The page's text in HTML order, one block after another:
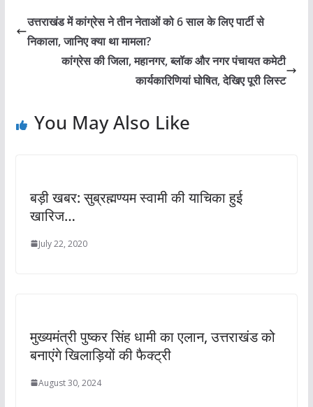
उत्तराखंड में कांग्रेस ने तीन नेताओं को 6 साल के लिए पार्टी से
निकाला, जानिए क्या था मामला?
कांग्रेस की जिला, महानगर, ब्लॉक और नगर पंचायत कमेटी
कार्यकारिणियां घोषित, देखिए पूरी लिस्ट
You May Also Like
बड़ी खबर: सुब्रह्मण्यम स्वामी की याचिका हुई
खारिज…
July 22, 2020
मुख्‍यमंत्री पुष्कर सिंह धामी का एलान, उत्तराखंड को
बनाएंगे खिलाड़ियों की फैक्ट्री
August 30, 2024